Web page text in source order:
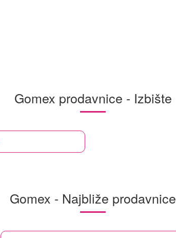
Gomex prodavnice - Izbište
Gomex - Najbliže prodavnice